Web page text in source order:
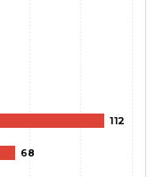
112
68